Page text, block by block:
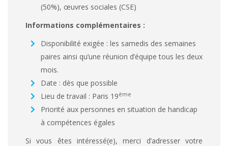
(50%), œuvres sociales (CSE)
Informations complémentaires :
Disponibilité exigée : les samedis des semaines
paires ainsi qu’une réunion d’équipe tous les deux
mois.
Date : dès que possible
Lieu de travail : Paris 19ème
Priorité aux personnes en situation de handicap
à compétences égales
Si vous êtes intéressé(e), merci d’adresser votre